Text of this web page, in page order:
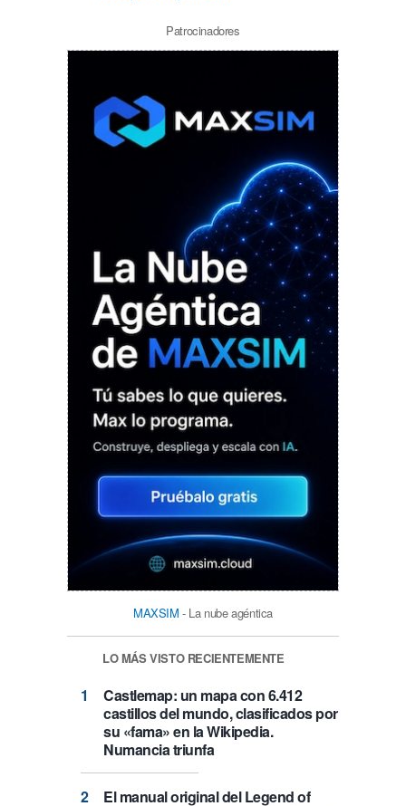
Patrocinadores
MAXSIM - La nube agéntica
LO MÁS VISTO RECIENTEMENTE
Castlemap: un mapa con 6.412
castillos del mundo, clasificados por
su «fama» en la Wikipedia.
Numancia triunfa
El manual original del Legend of